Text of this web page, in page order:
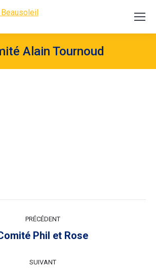
Alain Tournoud
PRÉCÉDENT
Article
:
Phil et Rose
SUIVANT